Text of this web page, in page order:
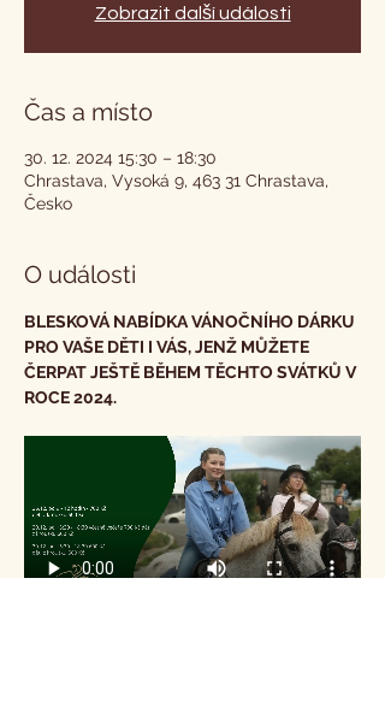
Zobrazit další události
Čas a místo
30. 12. 2024 15:30 – 18:30
Chrastava, Vysoká 9, 463 31 Chrastava,
Česko
O události
BLESKOVÁ NABÍDKA VÁNOČNÍHO DÁRKU
PRO VAŠE DĚTI I VÁS, JENŽ MŮŽETE
ČERPAT JEŠTĚ BĚHEM TĚCHTO SVÁTKŮ V
ROCE 2024.